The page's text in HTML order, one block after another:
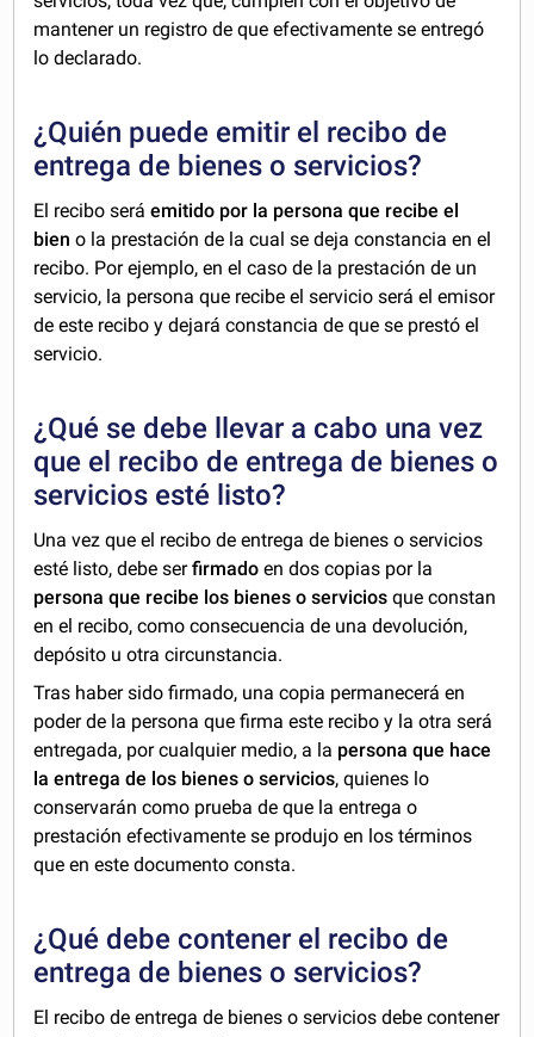
mantener un registro de que efectivamente se entregó
lo declarado.
¿Quién puede emitir el recibo de
entrega de bienes o servicios?
El recibo será emitido por la persona que recibe el
bieno la prestación de la cual se deja constancia en el
recibo. Por ejemplo, en el caso de la prestación de un
servicio, la persona que recibe el servicio será el emisor
de este recibo y dejará constancia de que se prestó el
servicio.
¿Qué se debe llevar a cabo una vez
que el recibo de entrega de bienes o
servicios esté listo?
Una vez que el recibo de entrega de bienes o servicios
esté listo, debe serfirmado en dos copias por la
persona que recibe los bienes o servicios que constan
en el recibo, como consecuencia de una devolución,
depósito u otra circunstancia.
Tras haber sido firmado, una copia permanecerá en
poder de la persona que firma este recibo y la otra será
entregada, por cualquier medio, a la persona que hace
la entrega de los bienes o servicios, quienes lo
conservarán como prueba de que la entrega o
prestación efectivamente se produjo en los términos
que en este documento consta.
¿Qué debe contener el recibo de
entrega de bienes o servicios?
El recibo de entrega de bienes o servicios debe contener